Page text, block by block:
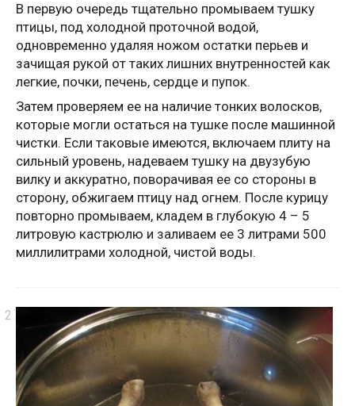
В первую очередь тщательно промываем тушку
птицы, под холодной проточной водой,
одновременно удаляя ножом остатки перьев и
зачищая рукой от таких лишних внутренностей как
легкие, почки, печень, сердце и пупок.
Затем проверяем ее на наличие тонких волосков,
которые могли остаться на тушке после машинной
чистки. Если таковые имеются, включаем плиту на
сильный уровень, надеваем тушку на двузубую
вилку и аккуратно, поворачивая ее со стороны в
сторону, обжигаем птицу над огнем. После курицу
повторно промываем, кладем в глубокую 4 – 5
литровую кастрюлю и заливаем ее 3 литрами 500
миллилитрами холодной, чистой воды.